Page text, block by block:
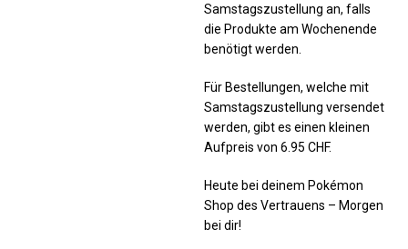
Samstagszustellung an, falls
die Produkte am Wochenende
benötigt werden.
Für Bestellungen, welche mit
Samstagszustellung versendet
werden, gibt es einen kleinen
Aufpreis von 6.95 CHF.
Heute bei deinem Pokémon
Shop des Vertrauens – Morgen
bei dir!